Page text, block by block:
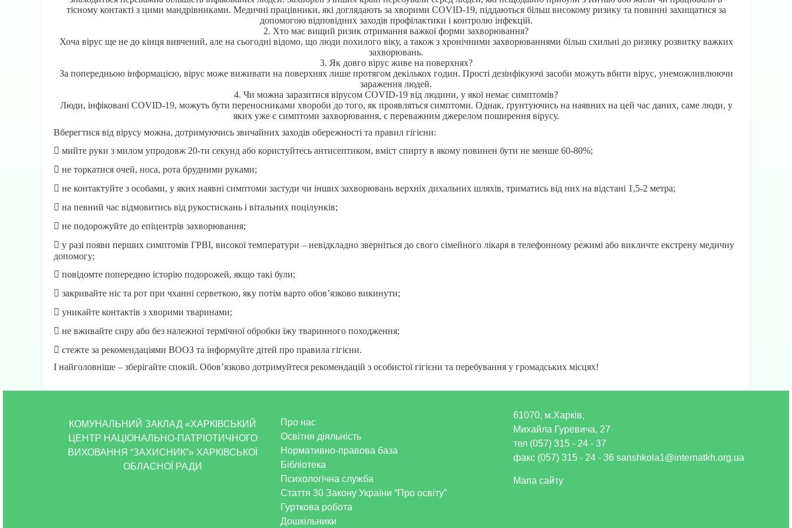
тісному контакті з цими мандрівниками. Медичні працівники, які доглядають за хворими COVID-19, піддаються більш високому ризику та повинні захищатися за
допомогою відповідних заходів профілактики і контролю інфекцій.
2. Хто має вищий ризик отримання важкої форми захворювання?
Хоча вірус ще не до кінця вивчений, але на сьогодні відомо, що люди похилого віку, а також з хронічними захворюваннями більш схильні до ризику розвитку важких
захворювань.
3. Як довго вірус живе на поверхнях?
За попередньою інформацією, вірус може виживати на поверхнях лише протягом декількох годин. Прості дезінфікуючі засоби можуть вбити вірус, унеможливлюючи
зараження людей.
4. Чи можна заразитися вірусом COVID-19 від людини, у якої немає симптомів?
Люди, інфіковані COVID-19, можуть бути переносниками хвороби до того, як проявляться симптоми. Однак, ґрунтуючись на наявних на цей час даних, саме люди, у
яких уже є симптоми захворювання, є переважним джерелом поширення вірусу.
Вберегтися від вірусу можна, дотримуючись звичайних заходів обережності та правил гігієни:
 мийте руки з милом упродовж 20-ти секунд або користуйтесь антисептиком, вміст спирту в якому повинен бути не менше 60-80%;
 не торкатися очей, носа, рота брудними руками;
 не контактуйте з особами, у яких наявні симптоми застуди чи інших захворювань верхніх дихальних шляхів, триматись від них на відстані 1,5-2 метра;
 на певний час відмовитись від рукостискань і вітальних поцілунків;
 не подорожуйте до епіцентрів захворювання;
 у разі появи перших симптомів ГРВІ, високої температури – невідкладно зверніться до свого сімейного лікаря в телефонному режимі або викличте екстрену медичну
допомогу;
 повідомте попередню історію подорожей, якщо такі були;
 закривайте ніс та рот при чханні серветкою, яку потім варто обов’язково викинути;
 уникайте контактів з хворими тваринами;
 не вживайте сиру або без належної термічної обробки їжу тваринного походження;
 стежте за рекомендаціями ВООЗ та інформуйте дітей про правила гігієни.
І найголовніше – зберігайте спокій. Обов’язково дотримуйтеся рекомендацій з особистої гігієни та перебування у громадських місцях!
КОМУНАЛЬНИЙ ЗАКЛАД «ХАРКІВСЬКИЙ
ЦЕНТР НАЦІОНАЛЬНО-ПАТРІОТИЧНОГО
ВИХОВАННЯ “ЗАХИСНИК”» ХАРКІВСЬКОЇ
ОБЛАСНОЇ РАДИ
Про нас
Освітня діяльність
Нормативно-правова база
Бібліотека
Психологічна служба
Стаття 30 Закону України “Про освіту”
Гурткова робота
Дошкільники
61070, м.Харків,
Михайла Гуревича, 27
тел (057) 315 - 24 - 37
факс (057) 315 - 24 - 36 sanshkola1@internatkh.org.ua
Мапа сайту